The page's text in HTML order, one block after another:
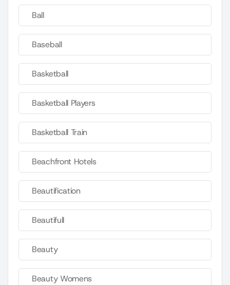
Ball
Baseball
Basketball
Basketball Players
Basketball Train
Beachfront Hotels
Beautification
Beautifull
Beauty
Beauty Womens